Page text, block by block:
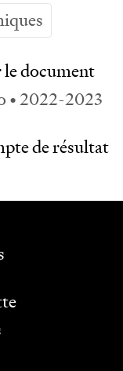
le document
• 2022-2023
de résultat